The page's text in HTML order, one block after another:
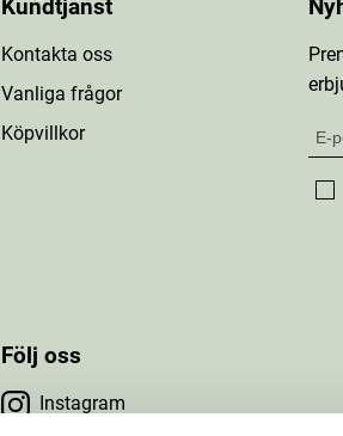
Kundtjänst
Kontakta oss
Vanliga frågor
Köpvillkor
Följ oss
Instagram